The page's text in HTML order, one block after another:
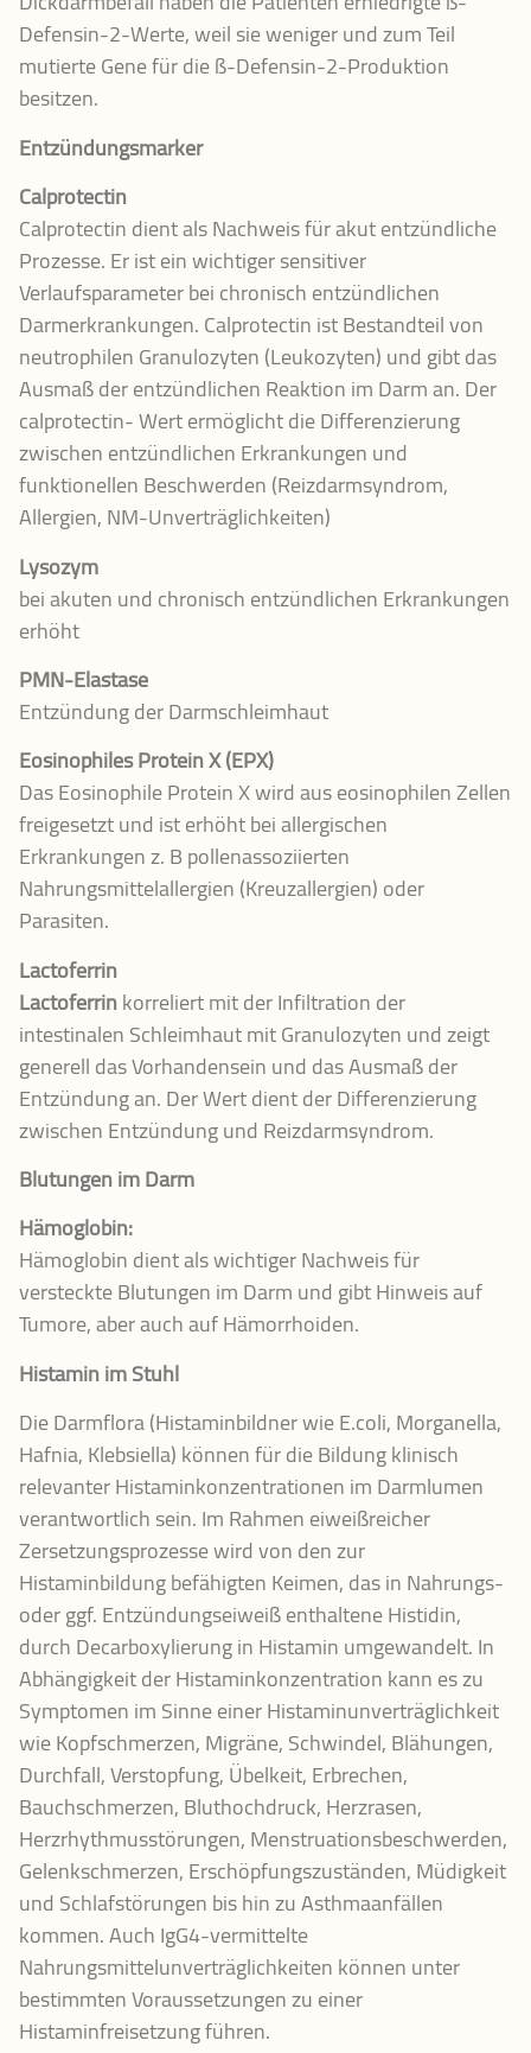
Defensin-2-Werte, weil sie weniger und zum Teil
mutierte Gene für die ß-Defensin-2-Produktion
besitzen.
Entzündungsmarker
Calprotectin
Calprotectin dient als Nachweis für akut entzündliche
Prozesse. Er ist ein wichtiger sensitiver
Verlaufsparameter bei chronisch entzündlichen
Darmerkrankungen. Calprotectin ist Bestandteil von
neutrophilen Granulozyten (Leukozyten) und gibt das
Ausmaß der entzündlichen Reaktion im Darm an. Der
calprotectin- Wert ermöglicht die Differenzierung
zwischen entzündlichen Erkrankungen und
funktionellen Beschwerden (Reizdarmsyndrom,
Allergien, NM-Unverträglichkeiten)
Lysozym
bei akuten und chronisch entzündlichen Erkrankungen
erhöht
PMN-Elastase
Entzündung der Darmschleimhaut
Eosinophiles Protein X (EPX)
Das Eosinophile Protein X wird aus eosinophilen Zellen
freigesetzt und ist erhöht bei allergischen
Erkrankungen z. B pollenassoziierten
Nahrungsmittelallergien (Kreuzallergien) oder
Parasiten.
Lactoferrin
Lactoferrinkorreliert mit der Infiltration der
intestinalen Schleimhaut mit Granulozyten und zeigt
generell das Vorhandensein und das Ausmaß der
Entzündung an. Der Wert dient der Differenzierung
zwischen Entzündung und Reizdarmsyndrom.
Blutungen im Darm
Hämoglobin:
Hämoglobin dient als wichtiger Nachweis für
versteckte Blutungen im Darm und gibt Hinweis auf
Tumore, aber auch auf Hämorrhoiden.
Histamin im Stuhl
Die Darmflora (Histaminbildner wie E.coli, Morganella,
Hafnia, Klebsiella) können für die Bildung klinisch
relevanter Histaminkonzentrationen im Darmlumen
verantwortlich sein. Im Rahmen eiweißreicher
Zersetzungsprozesse wird von den zur
Histaminbildung befähigten Keimen, das in Nahrungs-
oder ggf. Entzündungseiweiß enthaltene Histidin,
durch Decarboxylierung in Histamin umgewandelt. In
Abhängigkeit der Histaminkonzentration kann es zu
Symptomen im Sinne einer Histaminunverträglichkeit
wie Kopfschmerzen, Migräne, Schwindel, Blähungen,
Durchfall, Verstopfung, Übelkeit, Erbrechen,
Bauchschmerzen, Bluthochdruck, Herzrasen,
Herzrhythmusstörungen, Menstruationsbeschwerden,
Gelenkschmerzen, Erschöpfungszuständen, Müdigkeit
und Schlafstörungen bis hin zu Asthmaanfällen
kommen. Auch IgG4-vermittelte
Nahrungsmittelunverträglichkeiten können unter
bestimmten Voraussetzungen zu einer
Histaminfreisetzung führen.